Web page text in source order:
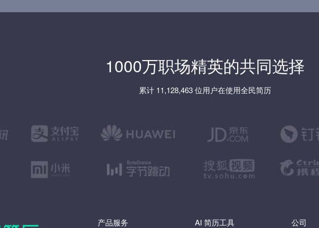
1000万职场精英的共同选择
累计 11,128,463 位用户在使用全民简历
产品服务 AI 简历工具 公司